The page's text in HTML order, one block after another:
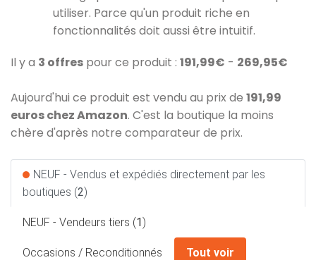
utiliser. Parce qu'un produit riche en
fonctionnalités doit aussi être intuitif.
Il y a 3 offres pour ce produit : 191,99€ - 269,95€
Aujourd'hui ce produit est vendu au prix de 191,99
euros chez Amazon. C'est la boutique la moins
chère d'après notre comparateur de prix.
NEUF - Vendus et expédiés directement par les
boutiques (2)
NEUF - Vendeurs tiers (1)
Occasions / Reconditionnés
Tout voir